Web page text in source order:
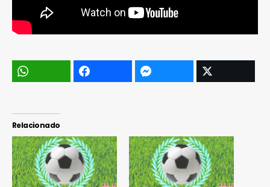
Relacionado